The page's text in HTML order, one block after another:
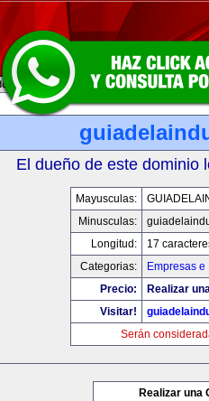
El dueño de este dominio
Mayusculas:
Minusculas:
Longitud:
17
Categorias:
Empresas e
Precio:
Realizar
Visitar!
Serán
Realizar una